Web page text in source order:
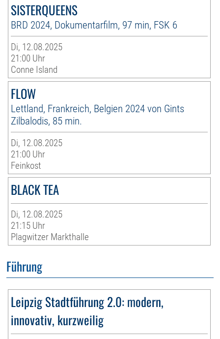
SISTERQUEENS
BRD 2024, Dokumentarfilm, 97 min, FSK 6
Di, 12.08.2025
21:00 Uhr
Conne Island
FLOW
Lettland, Frankreich, Belgien 2024 von Gints
Zilbalodis, 85 min.
Di, 12.08.2025
21:00 Uhr
Feinkost
BLACK TEA
Di, 12.08.2025
21:15 Uhr
Plagwitzer Markthalle
Führung
Leipzig Stadtführung 2.0: modern,
innovativ, kurzweilig